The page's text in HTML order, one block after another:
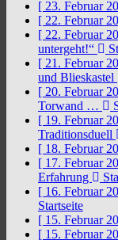
[ 23. Februar
[ 22. Februar
[ 22. Februar
untergeht!“
[ 21. Februar
und Blieskastel
[ 20. Februar
Torwand …
[ 19. Februar
Traditionsduell
[ 18. Februar
[ 17. Februar
Erfahrung
[ 16. Februar
Startseite
[ 15. Februar
[ 15. Februar